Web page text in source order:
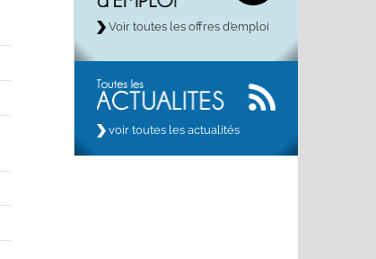
Voir toutes les offres d’emploi
voir toutes les actualités